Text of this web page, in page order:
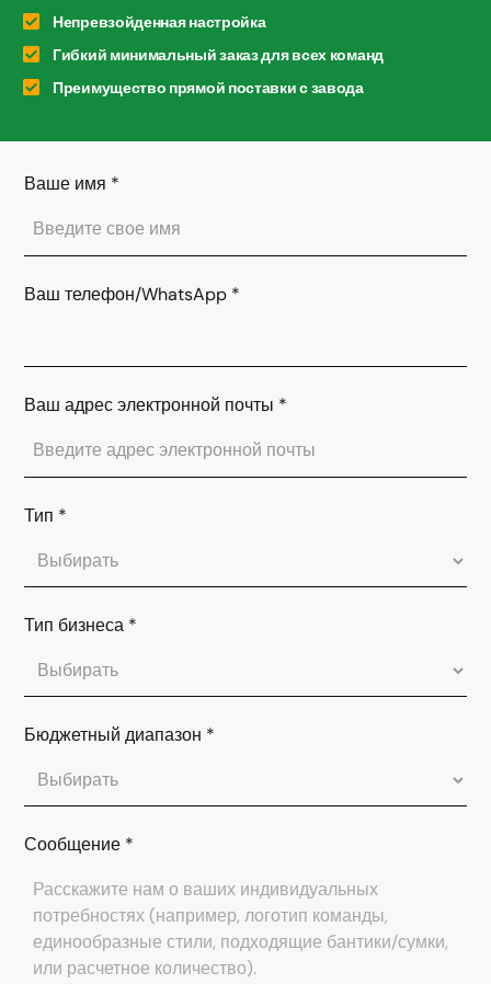
Непревзойденная настройка
Гибкий минимальный заказ для всех команд
Преимущество прямой поставки с завода
Ваше имя *
Ваш телефон/WhatsApp *
Ваш адрес электронной почты *
Тип *
Тип бизнеса *
Бюджетный диапазон *
Сообщение *